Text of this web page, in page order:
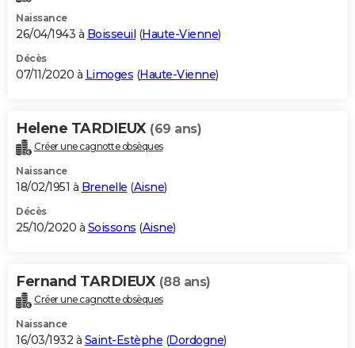
Naissance
26/04/1943 à Boisseuil (Haute-Vienne)
Décès
07/11/2020 à Limoges (Haute-Vienne)
Helene TARDIEUX (69 ans)
Créer une cagnotte obsèques
Naissance
18/02/1951 à Brenelle (Aisne)
Décès
25/10/2020 à Soissons (Aisne)
Fernand TARDIEUX (88 ans)
Créer une cagnotte obsèques
Naissance
16/03/1932 à Saint-Estèphe (Dordogne)